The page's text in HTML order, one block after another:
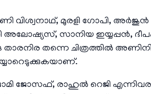
വിശ്വനാഥ്, മുരളി ഗോപി,
സാനിയ ഇയ്യപ്പൻ,
തന്നെ ചിത്രത്തിൽ
ജോസഫ്, രാഹുൽ റെജി